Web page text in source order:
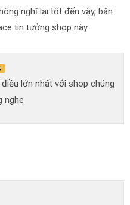
nghĩ lại tốt đến vậy, băn
tin tưởng shop này
lớn nhất với shop chúng
nghe